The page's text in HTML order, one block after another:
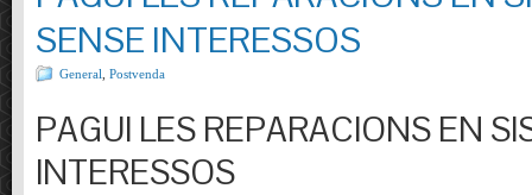
SENSE INTERESSOS
General Postvenda
PAGUI LES REPARACIONS EN
INTERESSOS